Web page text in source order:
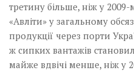
третину більше, ніж у 2009-
«Авліти» у загальному
продукції через порти
ж сипких вантажів
майже вдвічі менше, ніж у